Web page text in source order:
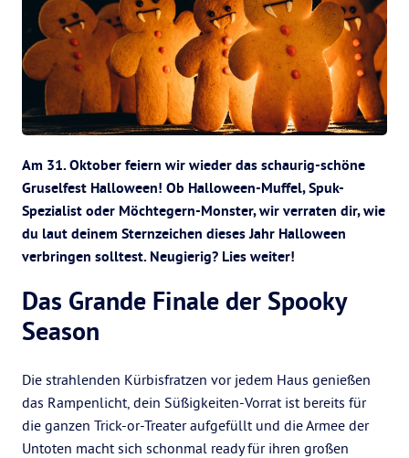
Am 31. Oktober feiern wir wieder das schaurig-schöne
Gruselfest Halloween! Ob Halloween-Muffel, Spuk-
Spezialist oder Möchtegern-Monster, wir verraten dir, wie
du laut deinem Sternzeichen dieses Jahr Halloween
verbringen solltest. Neugierig? Lies weiter!
Das Grande Finale der Spooky
Season
Die strahlenden Kürbisfratzen vor jedem Haus genießen
das Rampenlicht, dein Süßigkeiten-Vorrat ist bereits für
die ganzen Trick-or-Treater aufgefüllt und die Armee der
Untoten macht sich schonmal ready für ihren großen